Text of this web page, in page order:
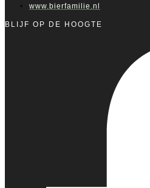
www.bierfamilie.nl
BLIJF OP DE HOOGTE